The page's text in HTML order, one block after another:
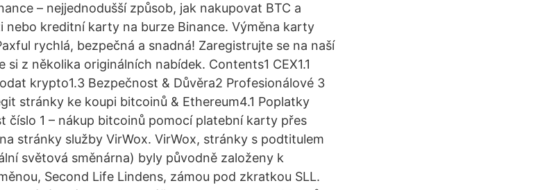
– nejjednodušší způsob, jak nakupovat BTC a
kreditní karty na burze Binance. Výměna karty
rychlá, bezpečná a snadná! Zaregistrujte se na naší
z několika originálních nabídek. Contents1 CEX1.1
krypto1.3 Bezpečnost & Důvěra2 Profesionálové 3
stránky ke koupi bitcoinů & Ethereum4.1 Poplatky
číslo 1 – nákup bitcoinů pomocí platební karty přes
stránky služby VirWox. VirWox, stránky s podtitulem
světová směnárna) byly původně založeny k
Second Life Lindens, zámou pod zkratkou SLL.